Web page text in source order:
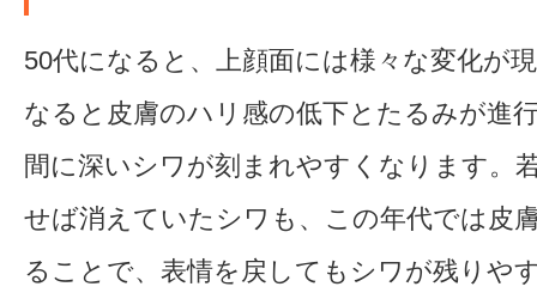
50代になると、上顔面には様々な変化が
なると皮膚のハリ感の低下とたるみが進
間に深いシワが刻まれやすくなります。
せば消えていたシワも、この年代では皮
ることで、表情を戻してもシワが残りや